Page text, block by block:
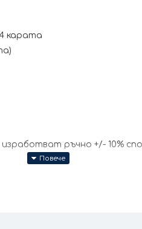
карата
ръчно +/- 10%